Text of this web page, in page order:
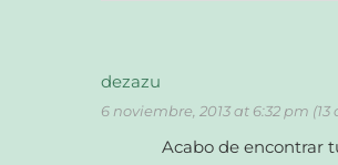
dezazu
6 noviembre, 2013 at 6:32 pm (13
Acabo de encontrar